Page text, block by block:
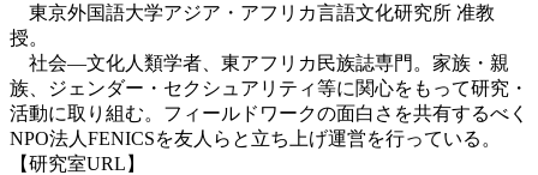
東京外国語大学アジア・アフリカ言語文化研究所 准教
授。
社会―文化人類学者、東アフリカ民族誌専門。家族・親
族、ジェンダー・セクシュアリティ等に関心をもって研究・
活動に取り組む。フィールドワークの面白さを共有するべく
NPO法人FENICSを友人らと立ち上げ運営を行っている。
【研究室URL】